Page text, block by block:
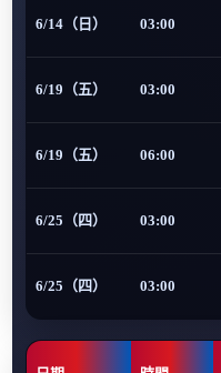
6/14（日） 03:00
6/19（五） 03:00
6/19（五） 06:00
6/25（四） 03:00
6/25（四） 03:00